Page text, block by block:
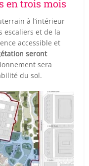
en trois mois
à l’intérieur
escaliers et de la
accessible et
seront
sera
du sol.